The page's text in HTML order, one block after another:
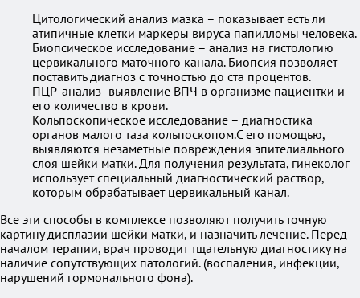
Цитологический анализ мазка – показывает есть ли
атипичные клетки маркеры вируса папилломы человека.
Биопсическое исследование – анализ на гистологию
цервикального маточного канала. Биопсия позволяет
поставить диагноз с точностью до ста процентов.
ПЦР-анализ- выявление ВПЧ в организме пациентки и
его количество в крови.
Кольпоскопическое исследование – диагностика
органов малого таза кольпоскопом.С его помощью,
выявляются незаметные повреждения эпителиального
слоя шейки матки. Для получения результата, гинеколог
использует специальный диагностический раствор,
которым обрабатывает цервикальный канал.
Все эти способы в комплексе позволяют получить точную
картину дисплазии шейки матки, и назначить лечение. Перед
началом терапии, врач проводит тщательную диагностику на
наличие сопутствующих патологий. (воспаления, инфекции,
нарушений гормонального фона).